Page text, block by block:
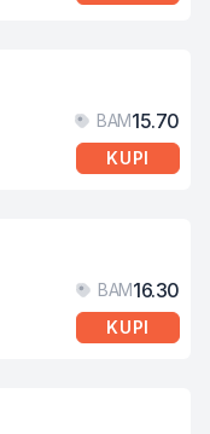
BAM15.70
KUPI
BAM16.30
KUPI